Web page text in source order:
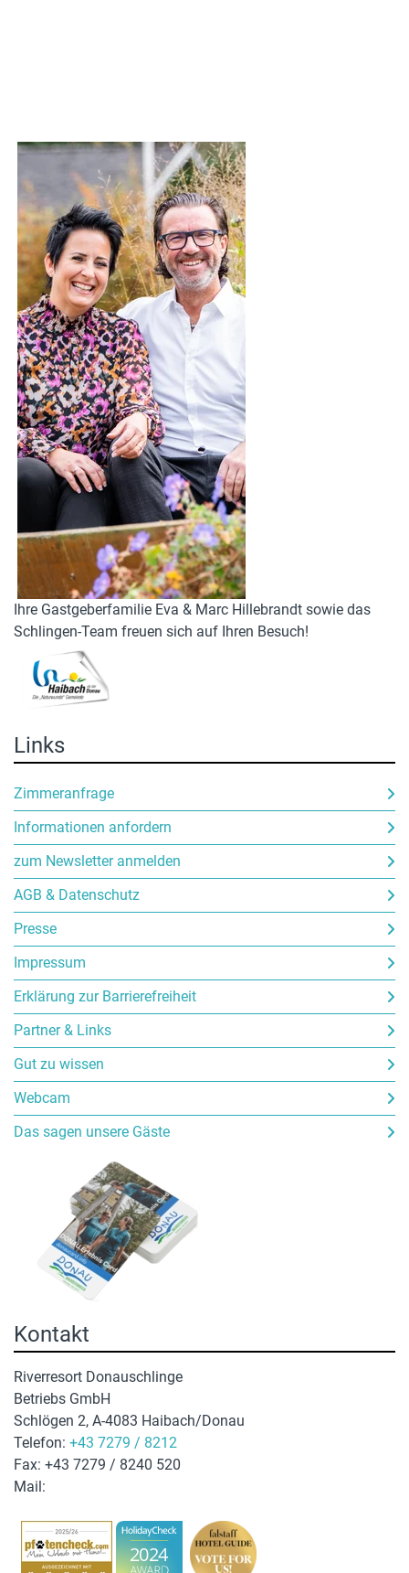
Ihre Gastgeberfamilie Eva & Marc Hillebrandt sowie das
Schlingen-Team freuen sich auf Ihren Besuch!
Links
Zimmeranfrage
Informationen anfordern
zum Newsletter anmelden
AGB & Datenschutz
Presse
Impressum
Erklärung zur Barrierefreiheit
Partner & Links
Gut zu wissen
Webcam
Das sagen unsere Gäste
Kontakt
Riverresort Donauschlinge
Betriebs GmbH
Schlögen 2, A-4083 Haibach/Donau
Telefon: +43 7279 / 8212
Fax: +43 7279 / 8240 520
Mail: